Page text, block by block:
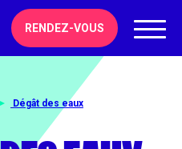
RENDEZ-VOUS
Dégât des eaux